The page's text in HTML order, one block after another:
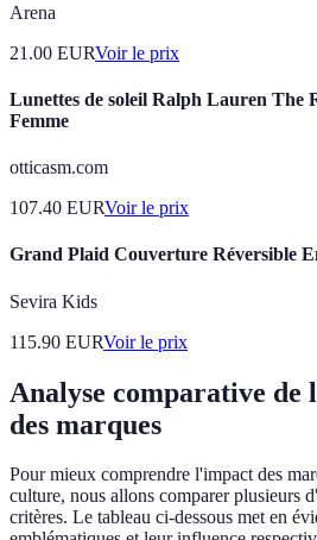
Arena
21.00 EURVoir le prix
Lunettes de soleil Ralph Lauren The
Femme
otticasm.com
107.40 EURVoir le prix
Grand Plaid Couverture Réversible
Sevira Kids
115.90 EURVoir le prix
Analyse comparative
des marques
Pour mieux comprendre l'impact des
culture, nous allons comparer plusieurs
critères. Le tableau ci-dessous met en